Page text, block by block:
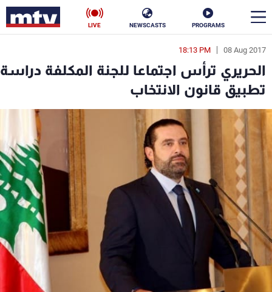
PROGRAMS
NEWSCASTS
LIVE
08 Aug 2017
18:13 PM
الحريري ترأس اجتماعا للجنة المكلفة دراسة
تطبيق قانون الانتخاب
en
الأخبار
سياسة ناس
إقتصاد
منوعات
كأس العالم
البرامج
جدول البرامج
شاهد البرامج